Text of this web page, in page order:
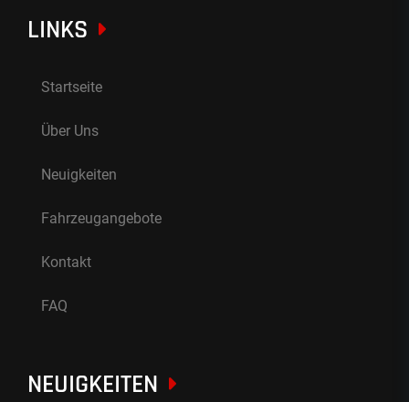
LINKS
Startseite
Über Uns
Neuigkeiten
Fahrzeugangebote
Kontakt
FAQ
NEUIGKEITEN